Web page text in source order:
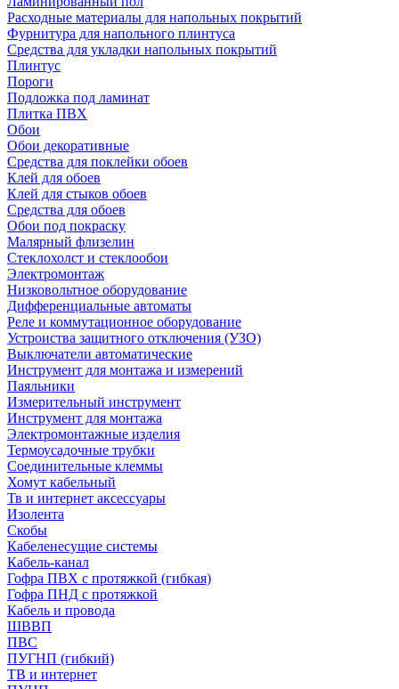
Расходные материалы для напольных покрытий
Фурнитура для напольного плинтуса
Средства для укладки напольных покрытий
Плинтус
Пороги
Подложка под ламинат
Плитка ПВХ
Обои
Обои декоративные
Средства для поклейки обоев
Клей для обоев
Клей для стыков обоев
Средства для обоев
Обои под покраску
Малярный флизелин
Стеклохолст и стеклообои
Электромонтаж
Низковольтное оборудование
Дифференциальные автоматы
Реле и коммутационное оборудование
Устроиства защитного отключения (УЗО)
Выключатели автоматические
Инструмент для монтажа и измерений
Паяльники
Измерительный инструмент
Инструмент для монтажа
Электромонтажные изделия
Термоусадочные трубки
Соединительные клеммы
Хомут кабельный
Тв и интернет аксессуары
Изолента
Скобы
Кабеленесущие системы
Кабель-канал
Гофра ПВХ с протяжкой (гибкая)
Гофра ПНД с протяжкой
Кабель и провода
ШВВП
ПВС
ПУГНП (гибкий)
ТВ и интернет